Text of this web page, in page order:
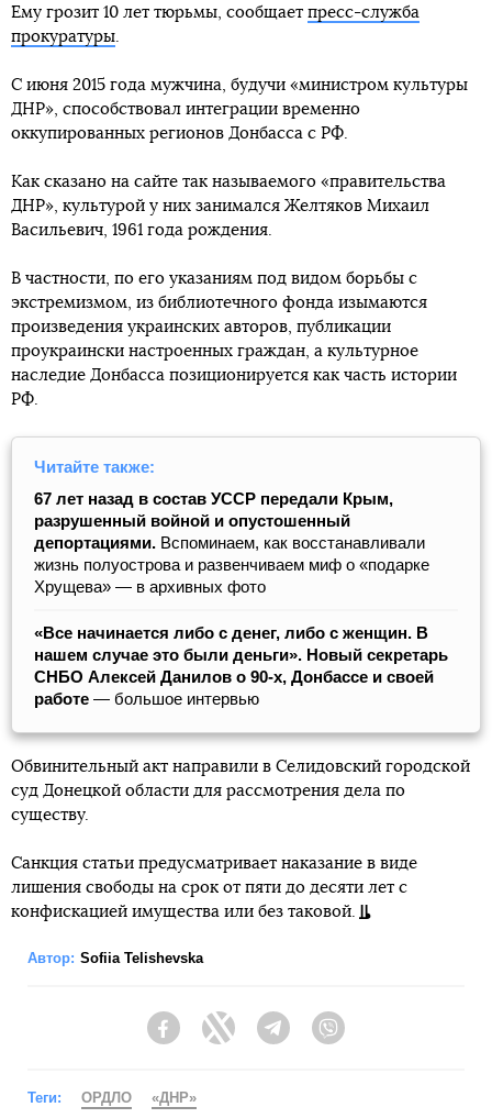
Ему грозит 10 лет тюрьмы, сообщает пресс-служба
прокуратуры.
С июня 2015 года мужчина, будучи «министром культуры
ДНР», способствовал интеграции временно
оккупированных регионов Донбасса с РФ.
Как сказано на сайте так называемого «правительства
ДНР», культурой у них занимался Желтяков Михаил
Васильевич, 1961 года рождения.
В частности, по его указаниям под видом борьбы с
экстремизмом, из библиотечного фонда изымаются
произведения украинских авторов, публикации
проукраински настроенных граждан, а культурное
наследие Донбасса позиционируется как часть истории
РФ.
Читайте также:
67 лет назад в состав УССР передали Крым,
разрушенный войной и опустошенный
депортациями. Вспоминаем, как восстанавливали
жизнь полуострова и развенчиваем миф о «подарке
Хрущева» — в архивных фото
«Все начинается либо с денег, либо с женщин. В
нашем случае это были деньги». Новый секретарь
СНБО Алексей Данилов о 90-х, Донбассе и своей
работе — большое интервью
Обвинительный акт направили в Селидовский городской
суд Донецкой области для рассмотрения дела по
существу.
Санкция статьи предусматривает наказание в виде
лишения свободы на срок от пяти до десяти лет с
конфискацией имущества или без таковой.
Автор: Sofiia Telishevska
FacebookTwitter Telegram
Теги: ОРДЛО
«ДНР»